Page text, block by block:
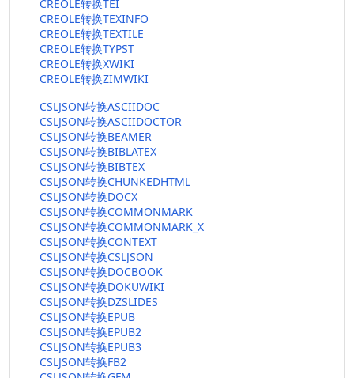
CREOLE转换TEI
CREOLE转换TEXINFO
CREOLE转换TEXTILE
CREOLE转换TYPST
CREOLE转换XWIKI
CREOLE转换ZIMWIKI
CSLJSON转换ASCIIDOC
CSLJSON转换ASCIIDOCTOR
CSLJSON转换BEAMER
CSLJSON转换BIBLATEX
CSLJSON转换BIBTEX
CSLJSON转换CHUNKEDHTML
CSLJSON转换DOCX
CSLJSON转换COMMONMARK
CSLJSON转换COMMONMARK_X
CSLJSON转换CONTEXT
CSLJSON转换CSLJSON
CSLJSON转换DOCBOOK
CSLJSON转换DOKUWIKI
CSLJSON转换DZSLIDES
CSLJSON转换EPUB
CSLJSON转换EPUB2
CSLJSON转换EPUB3
CSLJSON转换FB2